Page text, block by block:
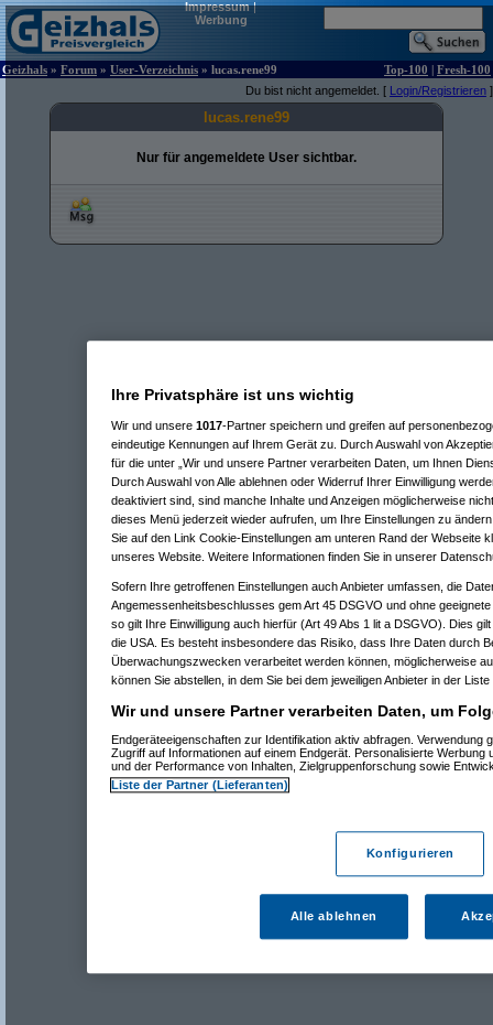
Impressum|
Werbung
Geizhals » Forum » User-Verzeichnis » lucas.rene99 Top-100 | Fresh-100
Du bist nicht angemeldet. [ Login/Registrieren ]
lucas.rene99
Nur für angemeldete User sichtbar.
Ihre Privatsphäre ist uns wichtig
Wir und unsere 1017-Partner speichern und greifen auf
eindeutige Kennungen auf Ihrem Gerät zu. Durch Auswahl von
für die unter „Wir und unsere Partner verarbeiten Daten, um Ihnen
Durch Auswahl von Alle ablehnen oder Widerruf Ihrer Einwilligung
deaktiviert sind, sind manche Inhalte und Anzeigen möglicherweise
dieses Menü jederzeit wieder aufrufen, um Ihre Einstellungen zu
Sie auf den Link Cookie-Einstellungen am unteren Rand der Webseite
unseres Website. Weitere Informationen finden Sie in unserer
Sofern Ihre getroffenen Einstellungen auch Anbieter umfassen, die
Angemessenheitsbeschlusses gem Art 45 DSGVO und ohne
so gilt Ihre Einwilligung auch hierfür (Art 49 Abs 1 lit a DSGVO). Dies
die USA. Es besteht insbesondere das Risiko, dass Ihre Daten durch
Überwachungszwecken verarbeitet werden können, möglicherweise
können Sie abstellen, in dem Sie bei dem jeweiligen Anbieter in der
Wir und unsere Partner verarbeiten Daten, um
Endgeräteeigenschaften zur Identifikation aktiv abfragen. Verwendung
Zugriff auf Informationen auf einem Endgerät. Personalisierte Werbung
und der Performance von Inhalten, Zielgruppenforschung sowie
Liste der Partner (Lieferanten)
Konfigurieren
Alle ablehnen